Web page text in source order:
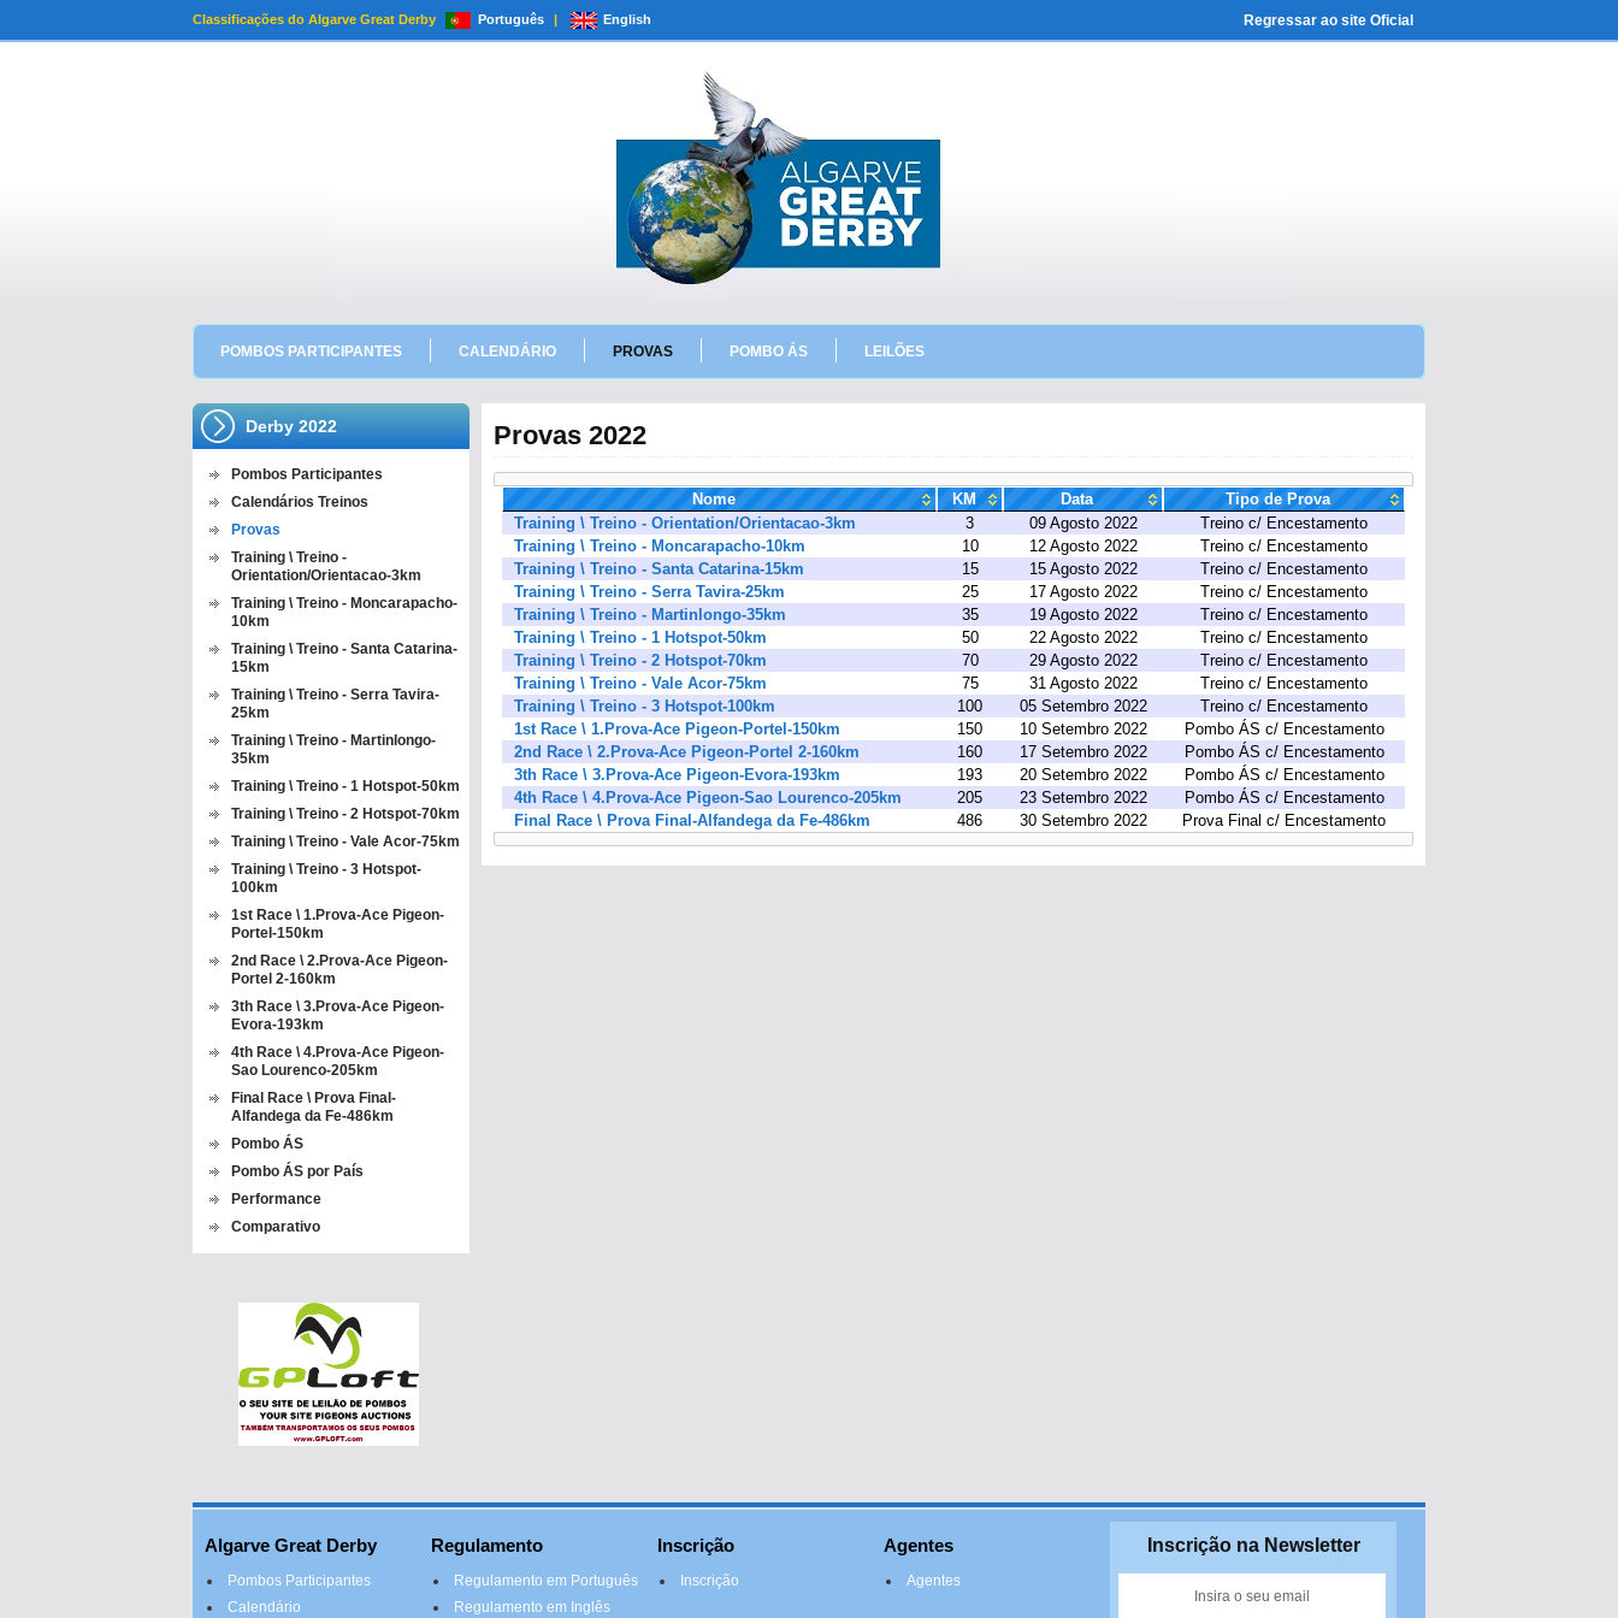
Classificações do Algarve Great Derby Português | English Regressar ao site Oficial
POMBOS PARTICIPANTES CALENDÁRIO PROVAS POMBO ÁS LEILÕES
Derby 2022
Pombos Participantes
Calendários Treinos
Provas
Training \ Treino -
Orientation/Orientacao-3km
Training \ Treino - Moncarapacho-
10km
Training \ Treino - Santa Catarina-
15km
Training \ Treino - Serra Tavira-
25km
Training \ Treino - Martinlongo-
35km
Training \ Treino - 1 Hotspot-50km
Training \ Treino - 2 Hotspot-70km
Training \ Treino - Vale Acor-75km
Training \ Treino - 3 Hotspot-
100km
1st Race \ 1.Prova-Ace Pigeon-
Portel-150km
2nd Race \ 2.Prova-Ace Pigeon-
Portel 2-160km
3th Race \ 3.Prova-Ace Pigeon-
Evora-193km
4th Race \ 4.Prova-Ace Pigeon-
Sao Lourenco-205km
Final Race \ Prova Final-
Alfandega da Fe-486km
Pombo ÁS
Pombo ÁS por País
Performance
Comparativo
Provas 2022
Nome KM Data
Tipo de Prova
Training \ Treino - Orientation/Orientacao-3km
3 09 Agosto 2022
Treino c/ Encestamento
Training \ Treino - Moncarapacho-10km
10 12 Agosto 2022
Treino c/ Encestamento
Training \ Treino - Santa Catarina-15km
15 15 Agosto 2022
Treino c/ Encestamento
Training \ Treino - Serra Tavira-25km
25 17 Agosto 2022
Treino c/ Encestamento
Training \ Treino - Martinlongo-35km
35 19 Agosto 2022
Treino c/ Encestamento
Training \ Treino - 1 Hotspot-50km
50 22 Agosto 2022
Treino c/ Encestamento
Training \ Treino - 2 Hotspot-70km
70 29 Agosto 2022
Treino c/ Encestamento
Training \ Treino - Vale Acor-75km
75 31 Agosto 2022
Treino c/ Encestamento
Training \ Treino - 3 Hotspot-100km
100 05 Setembro 2022
Treino c/ Encestamento
1st Race \ 1.Prova-Ace Pigeon-Portel-150km
150 10 Setembro 2022
Pombo ÁS c/ Encestamento
2nd Race \ 2.Prova-Ace Pigeon-Portel 2-160km
160 17 Setembro 2022
Pombo ÁS c/ Encestamento
3th Race \ 3.Prova-Ace Pigeon-Evora-193km
193 20 Setembro 2022
Pombo ÁS c/ Encestamento
4th Race \ 4.Prova-Ace Pigeon-Sao Lourenco-205km
205 23 Setembro 2022
Pombo ÁS c/ Encestamento
Final Race \ Prova Final-Alfandega da Fe-486km
486 30 Setembro 2022 Prova Final c/ Encestamento
Algarve Great Derby
Pombos Participantes
Calendário
Regulamento
Regulamento em Português
Regulamento em Inglês
Inscrição
Inscrição
Agentes
Agentes
Inscrição na Newsletter